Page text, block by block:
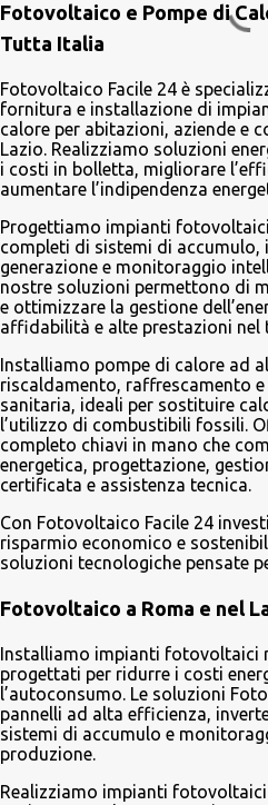
t
a
u
c
o
m
m
e
n
o
Fotovoltaico e Pompe di
Tutta Italia
Fotovoltaico Facile 24 è
fornitura e installazione di
calore per abitazioni, aziende e
Lazio. Realizziamo soluzioni
i costi in bolletta, migliorare
aumentare l’indipendenza
Progettiamo impianti
completi di sistemi di accumulo,
generazione e monitoraggio
nostre soluzioni permettono di
e ottimizzare la gestione
affidabilità e alte prestazioni nel
Installiamo pompe di calore ad
riscaldamento, raffrescamento
sanitaria, ideali per sostituire
l’utilizzo di combustibili fossili.
completo chiavi in mano che
energetica, progettazione,
certificata e assistenza tecnica.
Con Fotovoltaico Facile 24
risparmio economico e
soluzioni tecnologiche pensate
Fotovoltaico a Roma e nel
Installiamo impianti fotovoltaici
progettati per ridurre i costi
l’autoconsumo. Le soluzioni
pannelli ad alta efficienza,
sistemi di accumulo e
produzione.
Realizziamo impianti